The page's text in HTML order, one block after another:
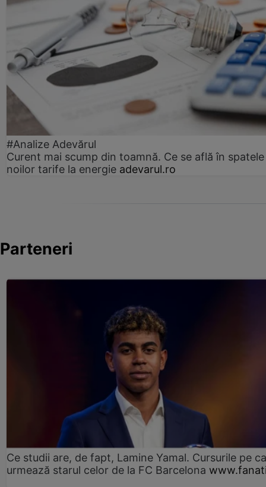
#Analize Adevărul
Curent mai scump din toamnă. Ce se află în spatele
noilor tarife la energie adevarul.ro
Parteneri
Ce studii are, de fapt, Lamine Yamal. Cursurile pe
urmează starul celor de la FC Barcelona